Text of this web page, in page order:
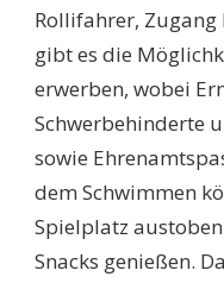
Rollifahrer, Zugang
gibt es die
erwerben, wobei
Schwerbehinderte
sowie
dem Schwimmen
Spielplatz
Snacks genießen.